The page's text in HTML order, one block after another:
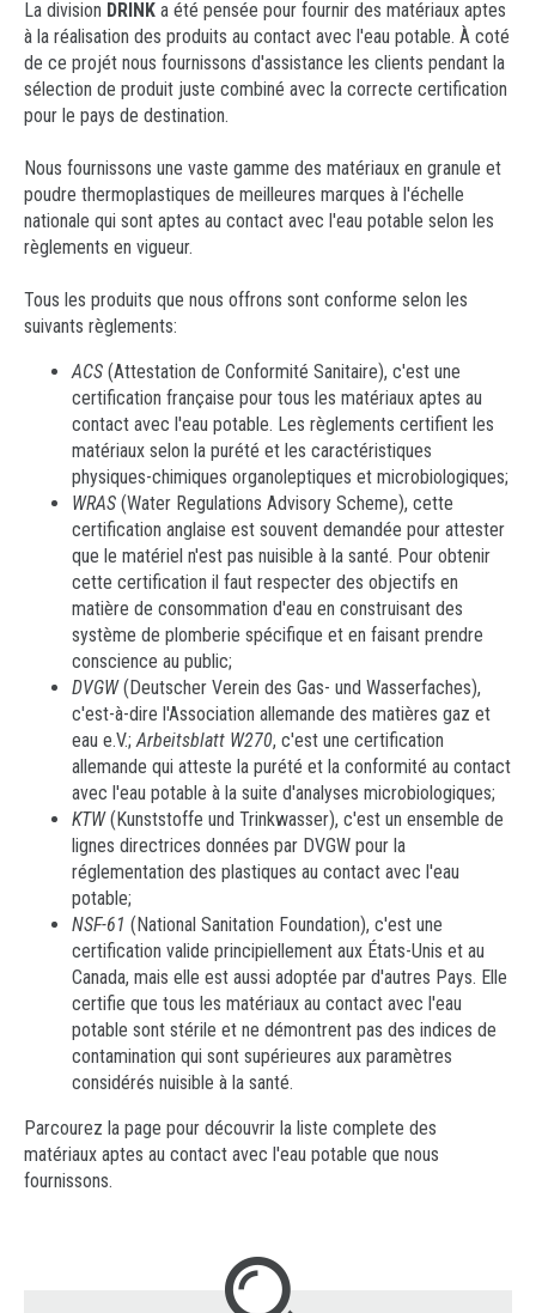
Drink
Metal Replacement
Prototypage
Analyse du matériel en plastique
Requête d'Information
Téléversez votre Curriculum Vitae
Comment arriver
La division DRINK a été pensée pour fournir des matériaux aptes
à la réalisation des produits au contact avec l'eau potable. À coté
de ce projét nous fournissons d'assistance les clients pendant la
sélection de produit juste combiné avec la correcte certification
pour le pays de destination.
Nous fournissons une vaste gamme des matériaux en granule et
poudre thermoplastiques de meilleures marques à l'échelle
nationale qui sont aptes au contact avec l'eau potable selon les
règlements en vigueur.
Tous les produits que nous offrons sont conforme selon les
suivants règlements:
ACS (Attestation de Conformité Sanitaire), c'est une
certification française pour tous les matériaux aptes au
contact avec l'eau potable. Les règlements certifient les
matériaux selon la purété et les caractéristiques
physiques-chimiques organoleptiques et microbiologiques;
WRAS (Water Regulations Advisory Scheme), cette
certification anglaise est souvent demandée pour attester
que le matériel n'est pas nuisible à la santé. Pour obtenir
cette certification il faut respecter des objectifs en
matière de consommation d'eau en construisant des
système de plomberie spécifique et en faisant prendre
conscience au public;
DVGW(Deutscher Verein des Gas- und Wasserfaches),
c'est-à-dire l'Association allemande des matières gaz et
eau e.V.;Arbeitsblatt W270, c'est une certification
allemande qui atteste la purété et la conformité au contact
avec l'eau potable à la suite d'analyses microbiologiques;
KTW(Kunststoffe und Trinkwasser), c'est un ensemble de
lignes directrices données par DVGW pour la
réglementation des plastiques au contact avec l'eau
potable;
NSF-61 (National Sanitation Foundation), c'est une
certification valide principiellement aux États-Unis et au
Canada, mais elle est aussi adoptée par d'autres Pays. Elle
certifie que tous les matériaux au contact avec l'eau
potable sont stérile et ne démontrent pas des indices de
contamination qui sont supérieures aux paramètres
considérés nuisible à la santé.
Parcourez la page pour découvrir la liste complete des
matériaux aptes au contact avec l'eau potable que nous
fournissons.